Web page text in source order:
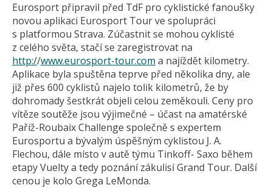
Eurosport připravil před TdF pro cyklistické fanoušky
novou aplikaci Eurosport Tour ve spolupráci
s platformou Strava. Zúčastnit se mohou cyklisté
z celého světa, stačí se zaregistrovat na
http://www.eurosport-tour.com a najíždět kilometry.
Aplikace byla spuštěna teprve před několika dny, ale
již přes 600 cyklistů najelo tolik kilometrů, že by
dohromady šestkrát objeli celou zeměkouli. Ceny pro
vítěze soutěže jsou výjimečné – účast na amatérské
Paříž-Roubaix Challenge společně s expertem
Eurosportu a bývalým úspěšným cyklistou J. A.
Flechou, dále místo v autě týmu Tinkoff- Saxo během
etapy Vuelty a tedy poznání zákulisí Grand Tour. Další
cenou je kolo Grega LeMonda.